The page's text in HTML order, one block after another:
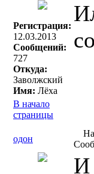
Регистрация:
12.03.2013
Сообщений:
727
Откуда:
Заволжский
Имя: Лёха
В начало
страницы
одон
И